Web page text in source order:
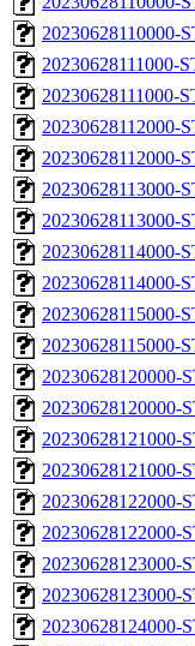
20230628110000-
20230628111000-
20230628111000-
20230628112000-
20230628112000-
20230628113000-
20230628113000-
20230628114000-
20230628114000-
20230628115000-
20230628115000-
20230628120000-
20230628120000-
20230628121000-
20230628121000-
20230628122000-
20230628122000-
20230628123000-
20230628123000-
20230628124000-